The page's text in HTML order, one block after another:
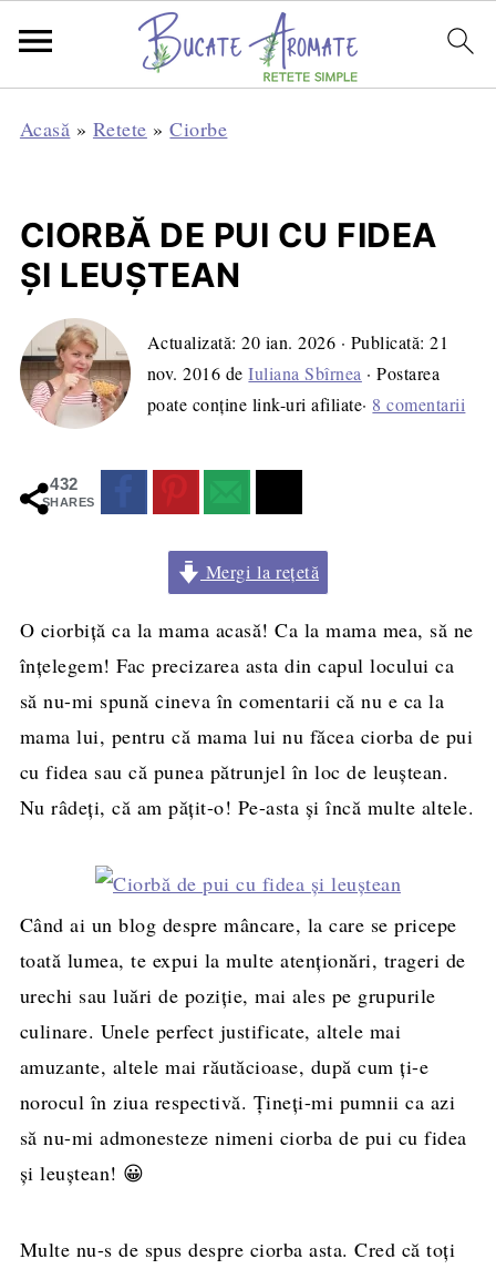
Acasă » Retete »Ciorbe
CIORBĂ DE PUI CU FIDEA
ŞI LEUŞTEAN
Actualizată:20 ian. 2026 · Publicată:21
nov. 2016 deIuliana Sbîrnea · Postarea
poate conține link-uri afiliate· 8 comentarii
432
SHARES
Mergi la rețetă
O ciorbiţă ca la mama acasă! Ca la mama mea, să ne
înţelegem! Fac precizarea asta din capul locului ca
să nu-mi spună cineva în comentarii că nu e ca la
mama lui, pentru că mama lui nu făcea ciorba de pui
cu fidea sau că punea pătrunjel în loc de leuştean.
Nu râdeţi, că am păţit-o! Pe-asta şi încă multe altele.
Când ai un blog despre mâncare, la care se pricepe
toată lumea, te expui la multe atenţionări, trageri de
urechi sau luări de poziţie, mai ales pe grupurile
culinare. Unele perfect justificate, altele mai
amuzante, altele mai răutăcioase, după cum ţi-e
norocul în ziua respectivă. Ţineţi-mi pumnii ca azi
să nu-mi admonesteze nimeni ciorba de pui cu fidea
şi leuştean! 😀
Multe nu-s de spus despre ciorba asta. Cred că toţi